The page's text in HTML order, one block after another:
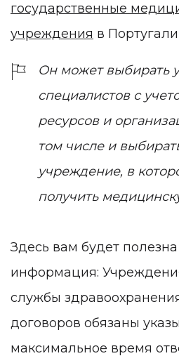
государственные
учреждения в
Он может выбирать
специалистов с
ресурсов и
том числе и
учреждение, в
получить
Здесь вам будет
информация:
службы
договоров обязаны
максимальное время